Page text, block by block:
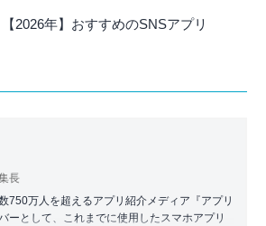
【2026年】おすすめのSNSアプリ
長
750万人を超えるアプリ紹介メディア『アプリ
ーとして、これまでに使用したスマホアプリ